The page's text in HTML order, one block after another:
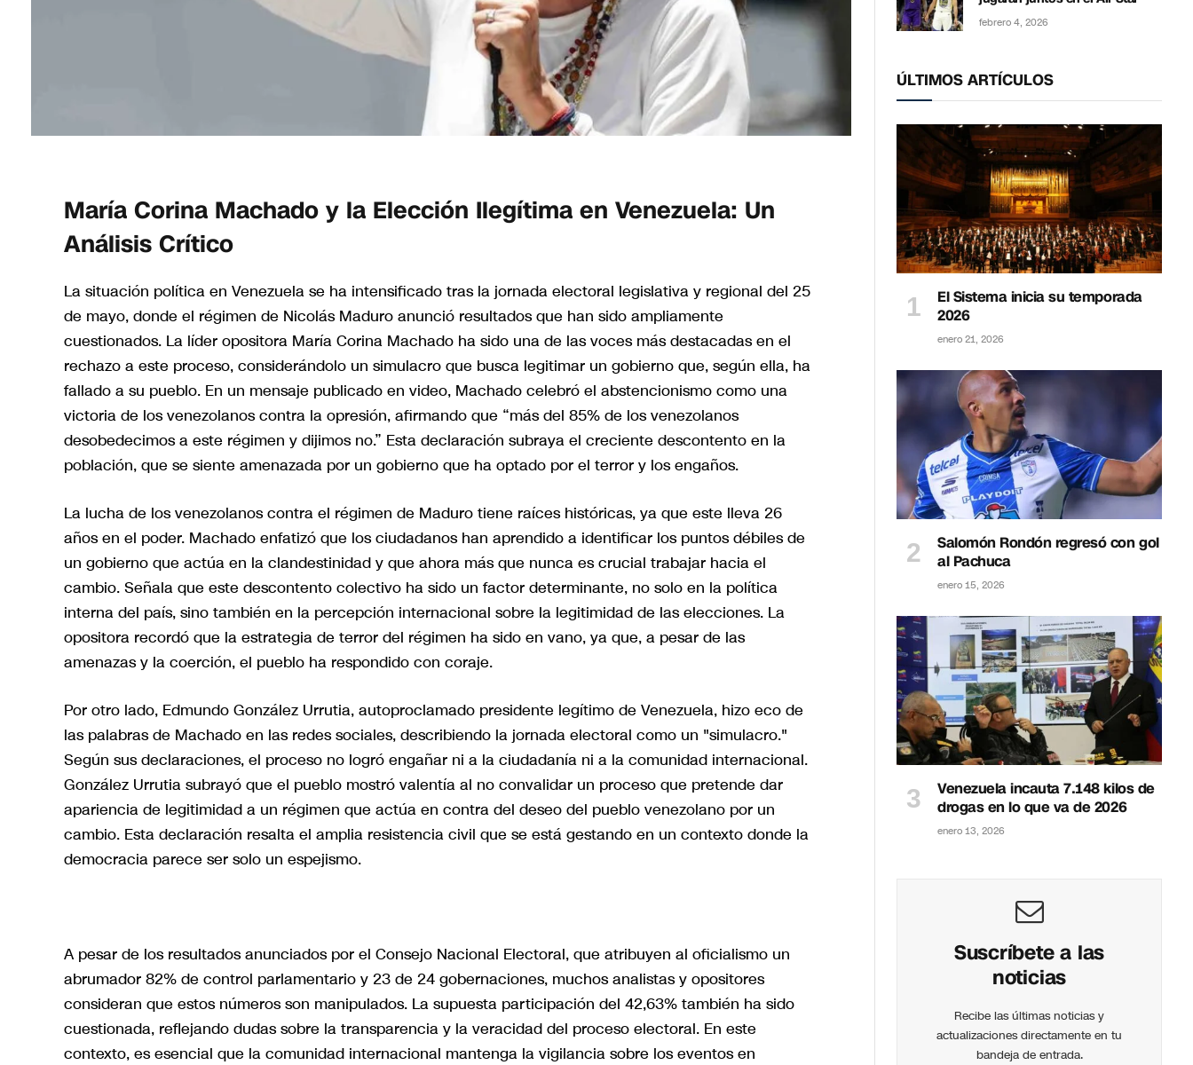
María Corina Machado y la Elección Ilegítima en Venezuela: Un
Análisis Crítico
La situación política en Venezuela se ha intensificado tras la jornada electoral legislativa y regional del 25
de mayo, donde el régimen de Nicolás Maduro anunció resultados que han sido ampliamente
cuestionados. La líder opositora María Corina Machado ha sido una de las voces más destacadas en el
rechazo a este proceso, considerándolo un simulacro que busca legitimar un gobierno que, según ella, ha
fallado a su pueblo. En un mensaje publicado en video, Machado celebró el abstencionismo como una
victoria de los venezolanos contra la opresión, afirmando que “más del 85% de los venezolanos
desobedecimos a este régimen y dijimos no.” Esta declaración subraya el creciente descontento en la
población, que se siente amenazada por un gobierno que ha optado por el terror y los engaños.
La lucha de los venezolanos contra el régimen de Maduro tiene raíces históricas, ya que este lleva 26
años en el poder. Machado enfatizó que los ciudadanos han aprendido a identificar los puntos débiles de
un gobierno que actúa en la clandestinidad y que ahora más que nunca es crucial trabajar hacia el
cambio. Señala que este descontento colectivo ha sido un factor determinante, no solo en la política
interna del país, sino también en la percepción internacional sobre la legitimidad de las elecciones. La
opositora recordó que la estrategia de terror del régimen ha sido en vano, ya que, a pesar de las
amenazas y la coerción, el pueblo ha respondido con coraje.
Por otro lado, Edmundo González Urrutia, autoproclamado presidente legítimo de Venezuela, hizo eco de
las palabras de Machado en las redes sociales, describiendo la jornada electoral como un "simulacro."
Según sus declaraciones, el proceso no logró engañar ni a la ciudadanía ni a la comunidad internacional.
González Urrutia subrayó que el pueblo mostró valentía al no convalidar un proceso que pretende dar
apariencia de legitimidad a un régimen que actúa en contra del deseo del pueblo venezolano por un
cambio. Esta declaración resalta el amplia resistencia civil que se está gestando en un contexto donde la
democracia parece ser solo un espejismo.
A pesar de los resultados anunciados por el Consejo Nacional Electoral, que atribuyen al oficialismo un
abrumador 82% de control parlamentario y 23 de 24 gobernaciones, muchos analistas y opositores
consideran que estos números son manipulados. La supuesta participación del 42,63% también ha sido
cuestionada, reflejando dudas sobre la transparencia y la veracidad del proceso electoral. En este
contexto, es esencial que la comunidad internacional mantenga la vigilancia sobre los eventos en
febrero 4, 2026
ÚLTIMOS ARTÍCULOS
El Sistema inicia su temporada
2026
enero 21, 2026
Salomón Rondón regresó con gol
al Pachuca
enero 15, 2026
Venezuela incauta 7.148 kilos de
drogas en lo que va de 2026
enero 13, 2026
Suscríbete a las
noticias
Recibe las últimas noticias y
actualizaciones directamente en tu
bandeja de entrada.